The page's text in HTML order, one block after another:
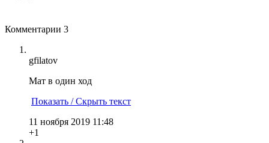
Комментарии 3
gfilatov
Мат в один ход
Показать / Скрыть текст
11 ноября 2019 11:48
+1